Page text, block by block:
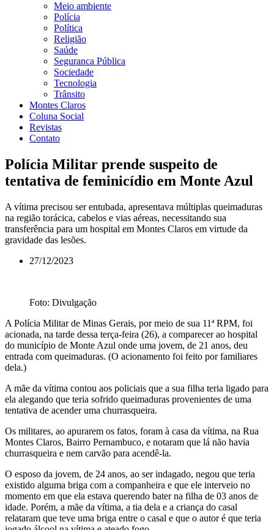
Meio ambiente
Polícia
Política
Religião
Saúde
Seguranca Pública
Sociedade
Tecnologia
Trânsito
Montes Claros
Coluna Social
Revistas
Contato
Polícia Militar prende suspeito de
tentativa de feminicídio em Monte Azul
A vítima precisou ser entubada, apresentava múltiplas queimaduras
na região torácica, cabelos e vias aéreas, necessitando sua
transferência para um hospital em Montes Claros em virtude da
gravidade das lesões.
27/12/2023
Foto: Divulgação
A Polícia Militar de Minas Gerais, por meio de sua 11ª RPM, foi
acionada, na tarde dessa terça-feira (26), a comparecer ao hospital
do município de Monte Azul onde uma jovem, de 21 anos, deu
entrada com queimaduras. (O acionamento foi feito por familiares
dela.)
A mãe da vítima contou aos policiais que a sua filha teria ligado para
ela alegando que teria sofrido queimaduras provenientes de uma
tentativa de acender uma churrasqueira.
Os militares, ao apurarem os fatos, foram à casa da vítima, na Rua
Montes Claros, Bairro Pernambuco, e notaram que lá não havia
churrasqueira e nem carvão para acendê-la.
O esposo da jovem, de 24 anos, ao ser indagado, negou que teria
existido alguma briga com a companheira e que ele interveio no
momento em que ela estava querendo bater na filha de 03 anos de
idade. Porém, a mãe da vítima, a tia dela e a criança do casal
relataram que teve uma briga entre o casal e que o autor é que teria